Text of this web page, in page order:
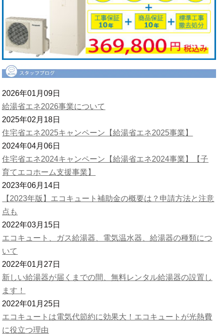
2026年01月09日
給湯省エネ2026事業について
2025年02月18日
住宅省エネ2025キャンペーン【給湯省エネ2025事業】
2024年04月06日
住宅省エネ2024キャンペーン【給湯省エネ2024事業】【子
育てエコホーム支援事業】
2023年06月14日
【2023年版】エコキュート補助金の概要は？申請方法と注意
点も
2022年03月15日
エコキュート、ガス給湯器、電気温水器、給湯器の種類につ
いて
2022年01月27日
新しい給湯器が届くまでの間、無料レンタル給湯器の設置し
ます！
2022年01月25日
エコキュートは電気代節約に効果大！エコキュートが光熱費
に役立つ理由